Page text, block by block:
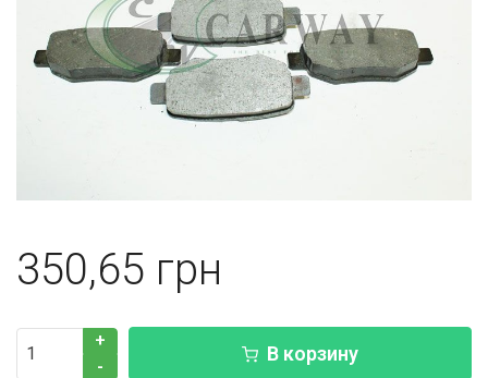
350,65
+
-
В корзину